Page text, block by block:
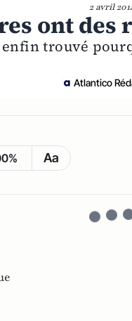
2 avril
ont des
trouvé
Atlantico
Aa